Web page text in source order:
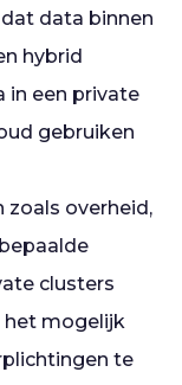
data binnen
hybrid
in een private
gebruiken
zoals overheid,
clusters
het mogelijk
te